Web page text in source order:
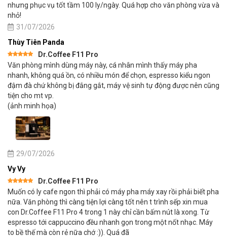
nhưng phục vụ tốt tầm 100 ly/ngày. Quá hợp cho văn phòng vừa và
nhỏ!
31/07/2026
Thùy Tiên Panda
Được xếp
hạng 55
sao
Dr.Coffee F11 Pro
Văn phòng mình dùng máy này, cá nhân mình thấy máy pha
nhanh, không quá ồn, có nhiều món để chọn, espresso kiểu ngon
đậm đà chứ không bị đắng gắt, máy vệ sinh tự động được nên cũng
tiện cho mt vp.
(ảnh minh họa)
29/07/2026
Vy Vy
Được xếp
hạng5 5
sao
Dr.Coffee F11 Pro
Muốn có ly cafe ngon thì phải có máy pha máy xay rồi phải biết pha
nữa. Văn phòng thì càng tiện lợi càng tốt nên t trình sếp xin mua
con Dr.Coffee F11 Pro 4 trong 1 này chỉ cần bấm nút là xong. Từ
espresso tới cappuccino đều nhanh gọn trong một nốt nhạc. Máy
to bề thế mà còn rẻ nữa chớ :)). Quá đã